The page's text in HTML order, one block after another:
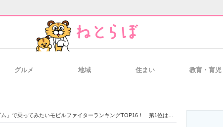
グルメ 地域 住まい 教育・育児
てみたいモビルファイターランキングTOP16！ 第1位は「ゴッドガンダム」！【2023年最新投票結果】